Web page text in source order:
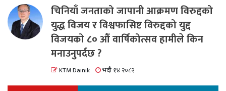
चिनियाँ जनताको जापानी आक्रमण विरुद्दको
युद्ध विजय र विश्वफासिष्ट विरुद्दको युद्द
विजयको ८० औं वार्षिकोत्सव हामीले किन
मनाउनुपर्दछ ?
KTM Dainik भदौ १४ २०८२